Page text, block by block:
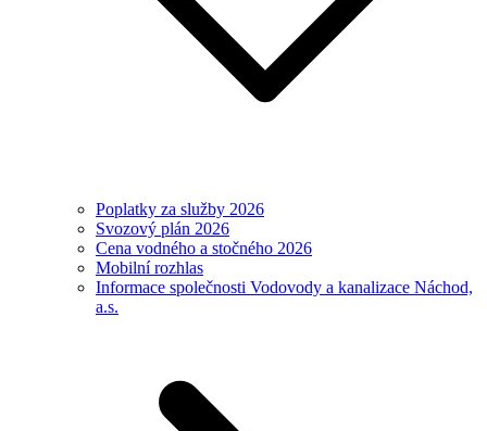
Poplatky za služby 2026
Svozový plán 2026
Cena vodného a stočného 2026
Mobilní rozhlas
Informace společnosti Vodovody a kanalizace Náchod,
a.s.